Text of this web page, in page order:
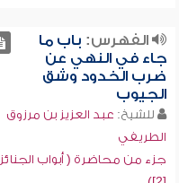
الفهرس: باب ما
جاء في النهي عن
ضرب الخدود وشق
الجيوب
للشيخ: عبد العزيز بن مرزوق
الطريفي
جزء من محاضرة ( أبواب الجنائز